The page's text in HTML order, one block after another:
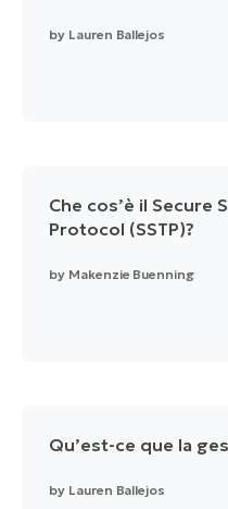
by Lauren Ballejos
Che cos’è il Secure
Protocol (SSTP)?
by Makenzie Buenning
Qu’est-ce que la
by Lauren Ballejos